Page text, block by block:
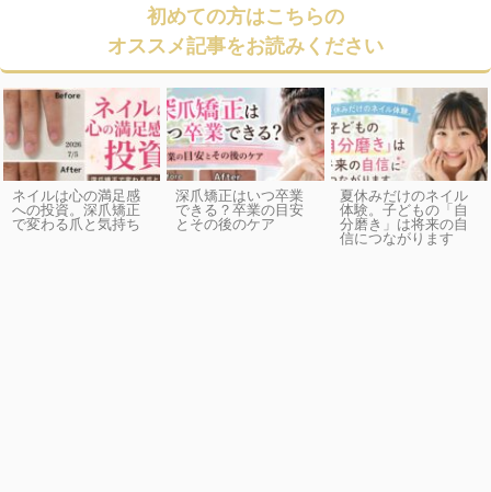
初めての方はこちらの
オススメ記事をお読みください
ネイルは心の満足感
への投資。深爪矯正
で変わる爪と気持ち
深爪矯正はいつ卒業
できる？卒業の目安
とその後のケア
夏休みだけのネイル
体験。子どもの「自
分磨き」は将来の自
信につながります